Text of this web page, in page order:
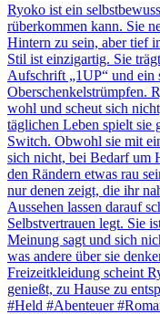
Ryoko ist ein
rüberkommen kann. Sie
Hintern zu sein, aber tief
Stil ist einzigartig. Sie
Aufschrift „1UP“ und ein
Oberschenkelstrümpfen.
wohl und scheut sich
täglichen Leben spielt sie
Switch. Obwohl sie mit
sich nicht, bei Bedarf um
den Rändern etwas rau
nur denen zeigt, die ihr
Aussehen lassen darauf
Selbstvertrauen legt. Sie
Meinung sagt und sich
was andere über sie
Freizeitkleidung scheint
genießt, zu Hause zu
#Held #Abenteuer